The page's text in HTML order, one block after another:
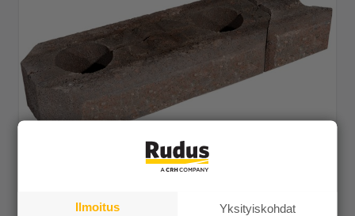
Aitakivi peruspari 560x200x100 punamusta
Ilmoitus Yksityiskohdat